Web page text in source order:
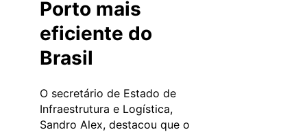
Porto mais
eficiente do
Brasil
O secretário de Estado de
Infraestrutura e Logística,
Sandro Alex, destacou que o